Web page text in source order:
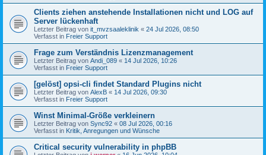
Clients ziehen anstehende Installationen nicht und LOG auf
Server lückenhaft
Letzter Beitrag von it_mvzsaaleklinik « 24 Jul 2026, 08:50
Verfasst in Freier Support
Frage zum Verständnis Lizenzmanagement
Letzter Beitrag von Andi_089 « 14 Jul 2026, 10:26
Verfasst in Freier Support
[gelöst] opsi-cli findet Standard Plugins nicht
Letzter Beitrag von AlexB « 14 Jul 2026, 09:30
Verfasst in Freier Support
Winst Minimal-Größe verkleinern
Letzter Beitrag von Sync92 « 08 Jul 2026, 00:16
Verfasst in Kritik, Anregungen und Wünsche
Critical security vulnerability in phpBB